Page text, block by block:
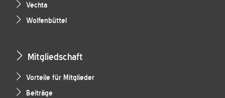
Vechta
Wolfenbüttel
Mitgliedschaft
Vorteile für Mitglieder
Beiträge